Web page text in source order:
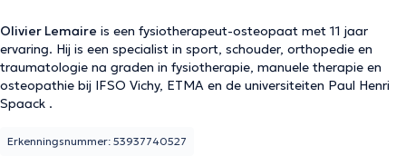
Olivier Lemaire is een fysiotherapeut-osteopaat met 11 jaar
ervaring. Hij is een specialist in sport, schouder, orthopedie en
traumatologie na graden in fysiotherapie, manuele therapie en
osteopathie bij IFSO Vichy, ETMA en de universiteiten Paul Henri
Spaack .
Erkenningsnummer: 53937740527